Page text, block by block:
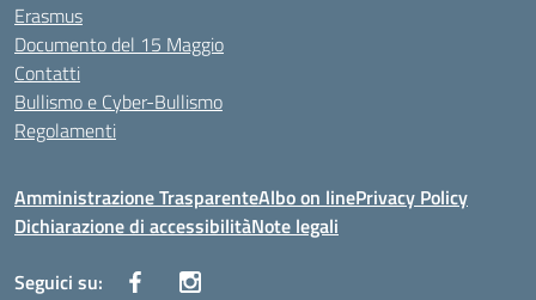
Erasmus
Documento del 15 Maggio
Contatti
Bullismo e Cyber-Bullismo
Regolamenti
Amministrazione TrasparenteAlbo on linePrivacy Policy
Dichiarazione di accessibilitàNote legali
Seguici su: